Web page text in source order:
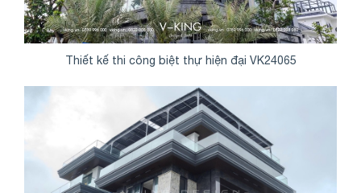
Thiết kế thi công biệt thự hiện đại VK24065